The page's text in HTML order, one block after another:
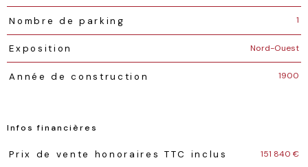
Nombre de parking 1
Exposition Nord-Ouest
Année de construction 1900
Infos financières
Caractéristiques Valeurs
Prix de vente honoraires TTC inclus 151 840 €